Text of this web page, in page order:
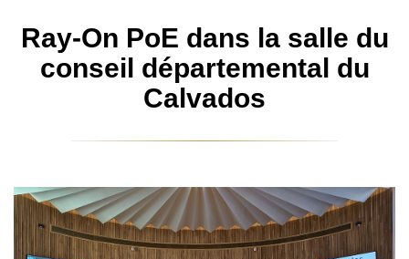
Ray-On PoE dans la salle du
conseil départemental du
Calvados